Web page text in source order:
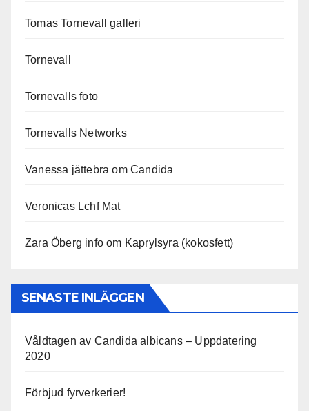
Tomas Tornevall galleri
Tornevall
Tornevalls foto
Tornevalls Networks
Vanessa jättebra om Candida
Veronicas Lchf Mat
Zara Öberg info om Kaprylsyra (kokosfett)
SENASTE INLÄGGEN
Våldtagen av Candida albicans – Uppdatering
2020
Förbjud fyrverkerier!